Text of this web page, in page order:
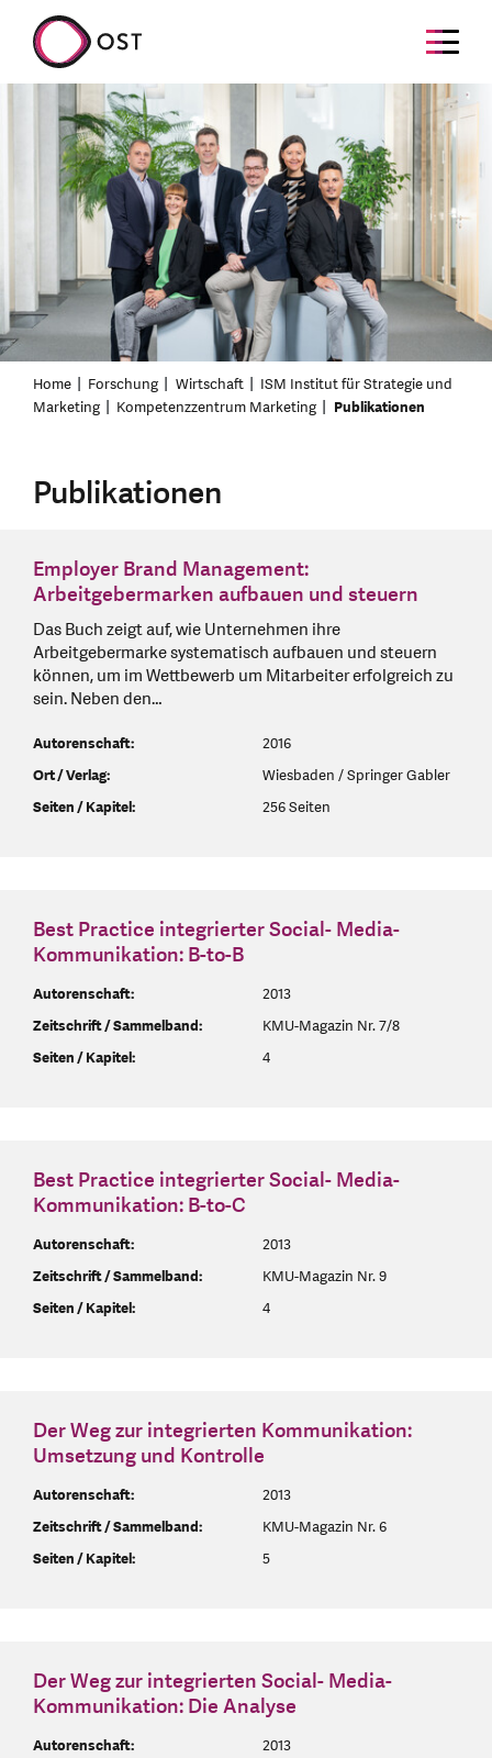
Home Forschung Wirtschaft
ISM Institut für Strategie und
Marketing
Kompetenzzentrum Marketing Publikationen
Publikationen
Employer Brand Management:
Arbeitgebermarken aufbauen und steuern
Das Buch zeigt auf, wie Unternehmen ihre
Arbeitgebermarke systematisch aufbauen und steuern
können, um im Wettbewerb um Mitarbeiter erfolgreich zu
sein. Neben den…
Autorenschaft:
2016
Ort / Verlag:
Wiesbaden / Springer Gabler
Seiten / Kapitel:
256 Seiten
Best Practice integrierter Social- Media-
Kommunikation: B-to-B
Autorenschaft:
2013
Zeitschrift / Sammelband:
KMU-Magazin Nr. 7/8
Seiten / Kapitel:
4
Best Practice integrierter Social- Media-
Kommunikation: B-to-C
Autorenschaft:
2013
Zeitschrift / Sammelband:
KMU-Magazin Nr. 9
Seiten / Kapitel:
4
Der Weg zur integrierten Kommunikation:
Umsetzung und Kontrolle
Autorenschaft:
2013
Zeitschrift / Sammelband:
KMU-Magazin Nr. 6
Seiten / Kapitel:
5
Der Weg zur integrierten Social- Media-
Kommunikation: Die Analyse
Autorenschaft:
2013